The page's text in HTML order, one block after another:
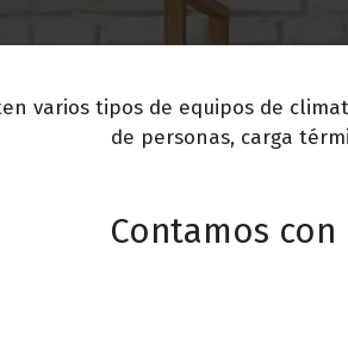
varios tipos de equipos de
de personas, carga
Contamos